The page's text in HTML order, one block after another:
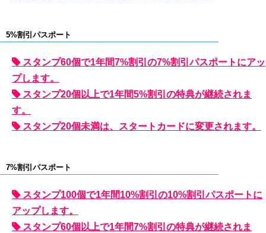
5%割引パスポート
スタンプ60個で1年間7%割引の7%割引パスポートにアッ
プします。
スタンプ20個以上で1年間5%割引の特典が継続されま
す。
スタンプ20個未満は、スタートカードに変更されます。
7%割引パスポート
スタンプ100個で1年間10%割引の10%割引パスポートに
アップします。
スタンプ60個以上で1年間7%割引の特典が継続されま